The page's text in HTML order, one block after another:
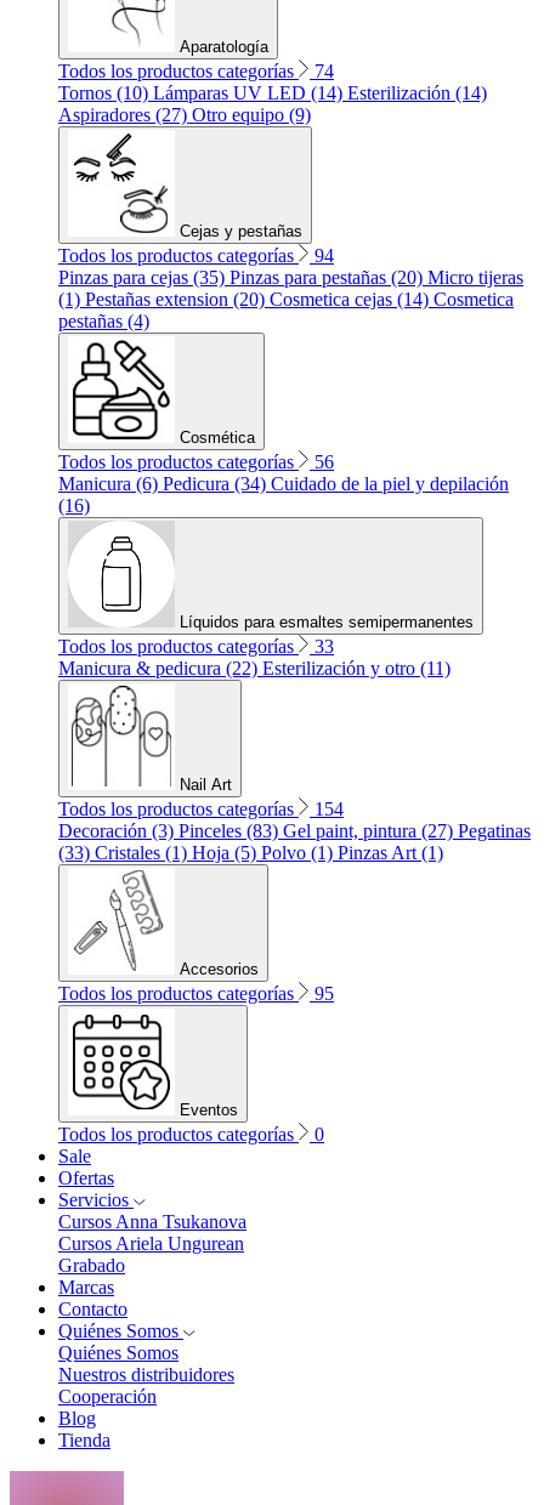
Aparatología
Todos los productos categorías
74
Tornos (10) Lámparas UV LED (14) Esterilización (14)
Aspiradores (27) Otro equipo (9)
Cejas y pestañas
Todos los productos categorías
94
Pinzas para cejas (35) Pinzas para pestañas (20) Micro tijeras
(1) Pestañas extension (20) Cosmetica cejas (14) Cosmetica
pestañas (4)
Cosmética
Todos los productos categorías
56
Manicura (6) Pedicura (34) Cuidado de la piel y depilación
(16)
Líquidos para esmaltes semipermanentes
Todos los productos categorías
33
Manicura & pedicura (22) Esterilización y otro (11)
Nail Art
Todos los productos categorías
154
Decoración (3) Pinceles (83) Gel paint, pintura (27) Pegatinas
(33) Cristales (1) Hoja (5) Polvo (1) Pinzas Art (1)
Accesorios
Todos los productos categorías 95
Eventos
Todos los productos categorías
0
Sale
Ofertas
Servicios
Cursos Anna Tsukanova
Cursos Ariela Ungurean
Grabado
Marcas
Contacto
Quiénes Somos
Quiénes Somos
Nuestros distribuidores
Cooperación
Blog
Tienda